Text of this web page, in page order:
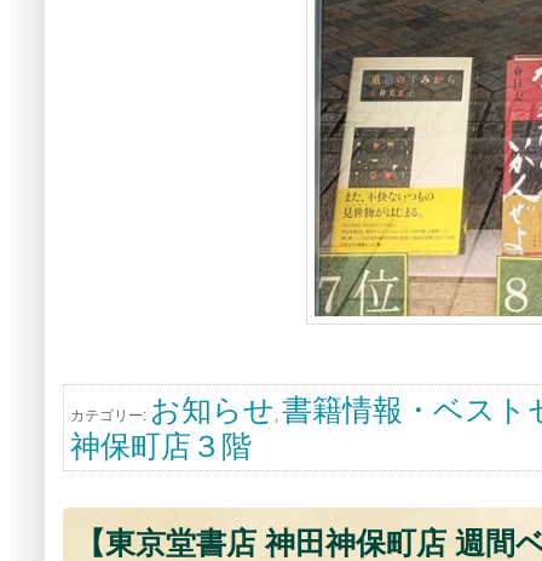
カテゴリー: お知らせ 書籍情報・ベスト
神保町店３階
【東京堂書店 神田神保町店 週